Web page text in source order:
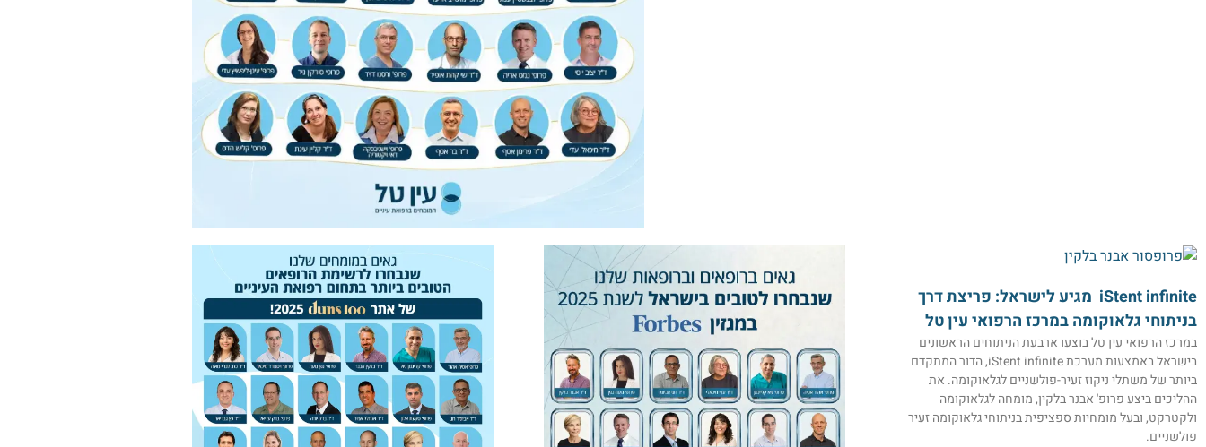
iStent infinite מגיע לישראל: פריצת דרך
בניתוחי גלאוקומה במרכז הרפואי עין טל
במרכז הרפואי עין טל בוצעו ארבעת הניתוחים הראשונים
בישראל באמצעות מערכת iStent infinite, הדור המתקדם
ביותר של משתלי ניקוז זעיר-פולשניים לגלאוקומה. את
ההליכים ביצע פרופ' אבנר בלקין, מומחה לגלאוקומה
ולקטרקט, ובעל מומחיות ספציפית בניתוחי גלאוקומה זעיר
פולשניים.